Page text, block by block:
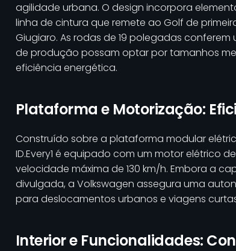
agilidade urbana. O design incorpora
linha de cintura que remete ao Golf de
Giugiaro. As rodas de 19 polegadas
de produção possam optar por tamanhos
eficiência energética.
Plataforma e Motorização:
Construído sobre a plataforma modular
ID.Every1 é equipado com um motor elétrico
velocidade máxima de 130 km/h. Embora a
divulgada, a Volkswagen assegura uma
para deslocamentos urbanos e viagens
Interior e Funcionalidades: